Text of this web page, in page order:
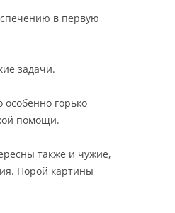
в первую
задачи.
горько
помощи.
также и чужие,
Порой картины